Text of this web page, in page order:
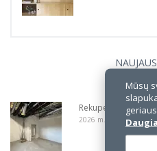
Rekuperacija. I dalis
2026 m. birželio 24 d.
Mūsų